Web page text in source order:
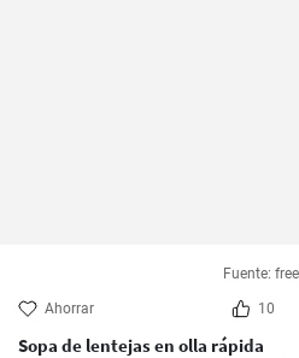
Fuente:
Ahorrar 10
Sopa de lentejas en olla rápida